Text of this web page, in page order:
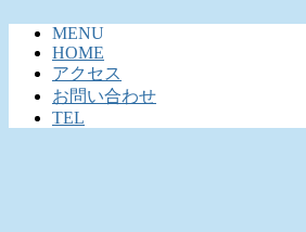
MENU
HOME
アクセス
お問い合わせ
TEL